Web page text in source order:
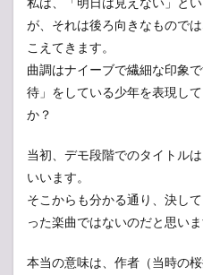
が、それは後ろ向きなもので
こえてきます。
曲調はナイーブで繊細な印象
待」をしている少年を表現し
か？
当初、デモ段階でのタイトル
いいます。
そこからも分かる通り、決し
った楽曲ではないのだと思いま
本当の意味は、作者（当時の